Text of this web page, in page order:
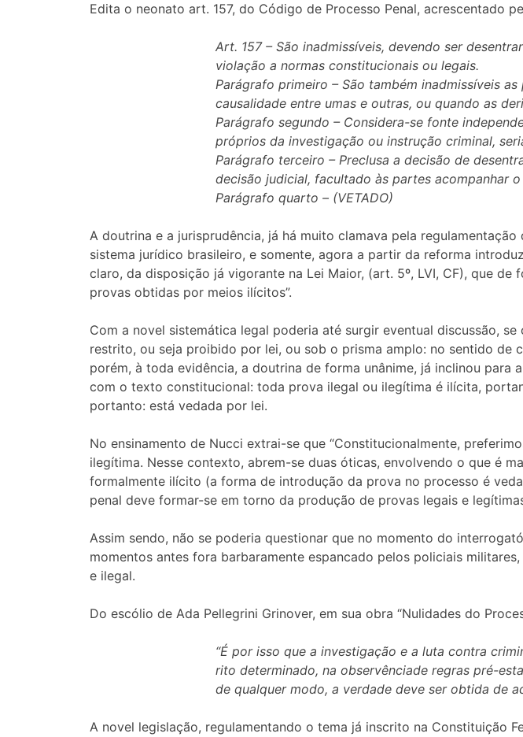
Edita o neonato art. 157, do Código de Processo Penal, acrescentado
Art. 157 – São inadmissíveis, devendo ser
violação a normas constitucionais ou legais.
Parágrafo primeiro – São também inadmissíveis
causalidade entre umas e outras, ou quando as
Parágrafo segundo – Considera-se fonte
próprios da investigação ou instrução criminal,
Parágrafo terceiro – Preclusa a decisão de
decisão judicial, facultado às partes acompanhar
Parágrafo quarto – (VETADO)
A doutrina e a jurisprudência, já há muito clamava pela
sistema jurídico brasileiro, e somente, agora a partir da reforma
claro, da disposição já vigorante na Lei Maior, (art. 5º, LVI, CF), que
provas obtidas por meios ilícitos”.
Com a novel sistemática legal poderia até surgir eventual discussão,
restrito, ou seja proibido por lei, ou sob o prisma amplo: no sentido
porém, à toda evidência, a doutrina de forma unânime, já inclinou
com o texto constitucional: toda prova ilegal ou ilegítima é ilícita,
portanto: está vedada por lei.
No ensinamento de Nucci extrai-se que “Constitucionalmente,
ilegítima. Nesse contexto, abrem-se duas óticas, envolvendo o que é
formalmente ilícito (a forma de introdução da prova no processo é
penal deve formar-se em torno da produção de provas legais e
Assim sendo, não se poderia questionar que no momento do
momentos antes fora barbaramente espancado pelos policiais
e ilegal.
Do escólio de Ada Pellegrini Grinover, em sua obra “Nulidades do
“É por isso que a investigação e a luta contra
rito determinado, na observênciade regras pré-
de qualquer modo, a verdade deve ser obtida de
A novel legislação, regulamentando o tema já inscrito na Constituição